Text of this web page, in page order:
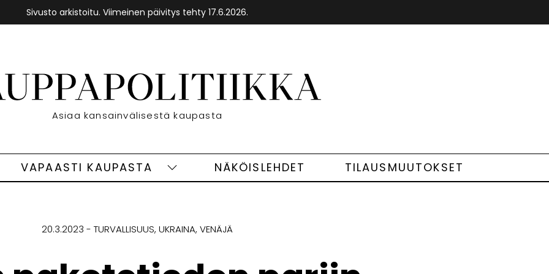
Sivusto arkistoitu. Viimeinen päivitys tehty 17.6.2026.
Etusivu
Asiaa kansainvälisestä kaupasta
VAPAASTI KAUPASTA
VapaastiNÄKÖISLEHDET TILAUSMUUTOKSET
20.3.2023 TURVALLISUUS UKRAINA VENÄJÄ